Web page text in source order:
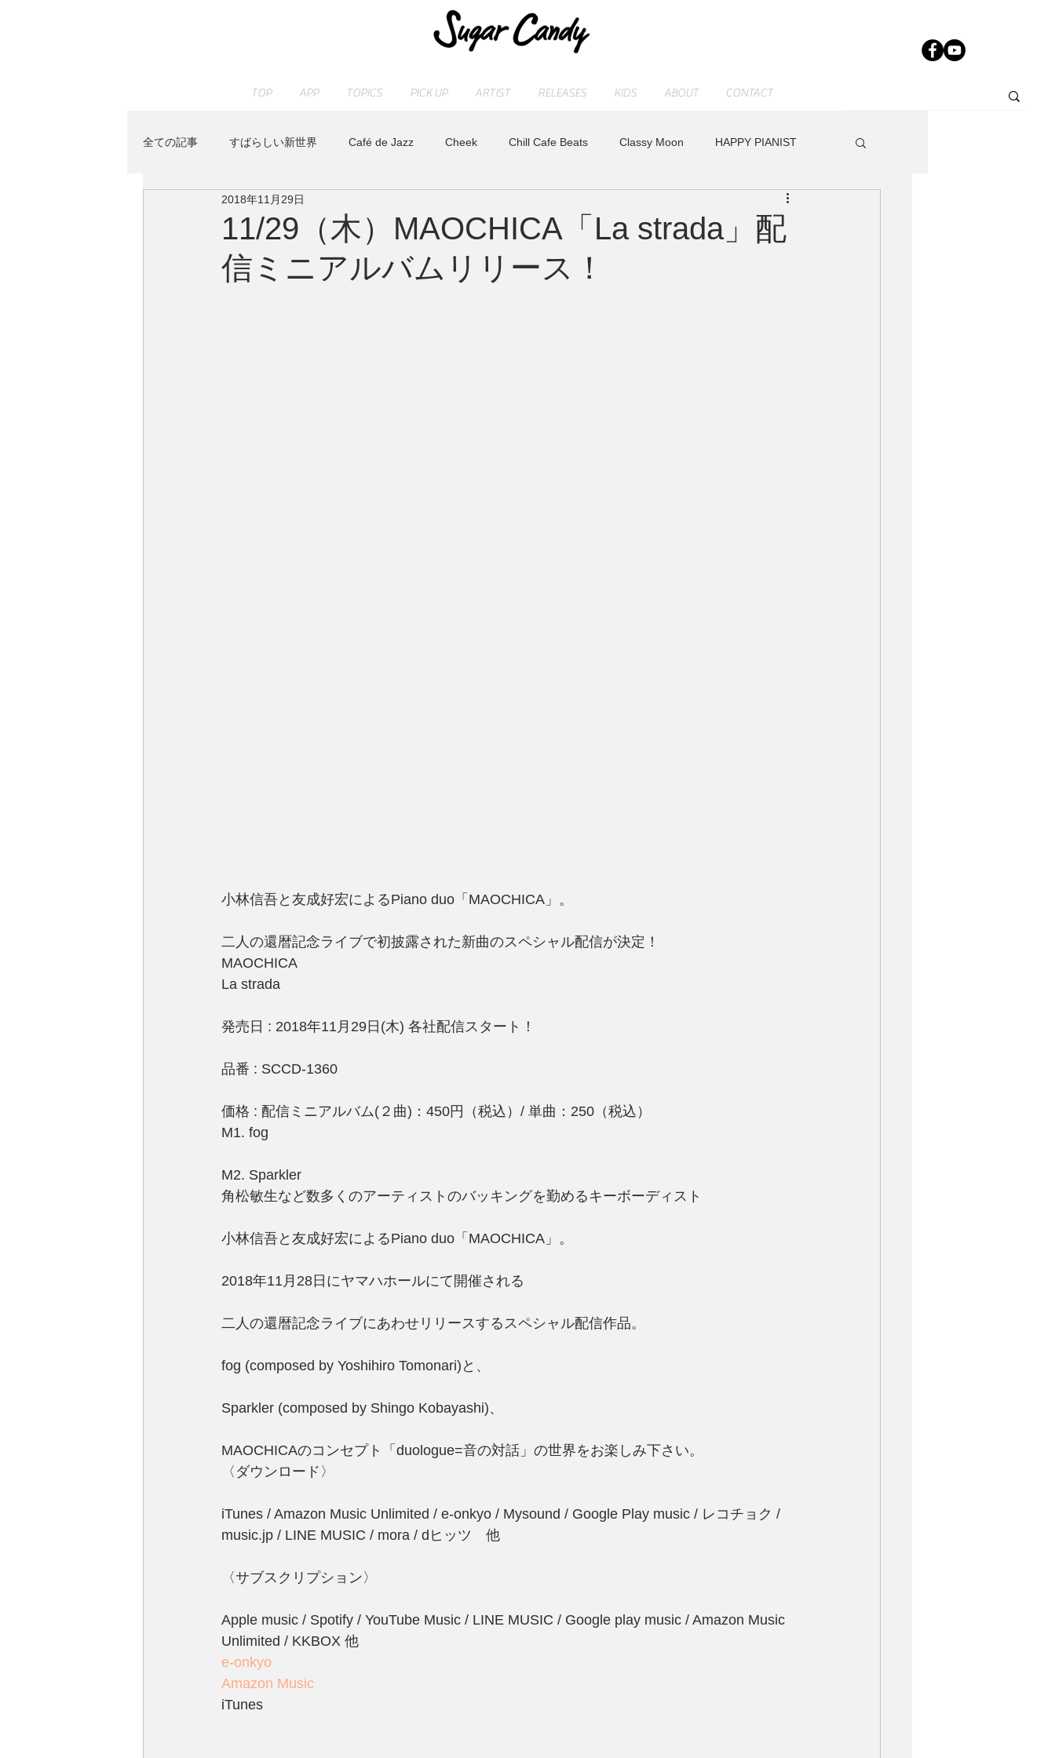
TOP APP TOPICS PICK UP ARTIST RELEASES KIDS ABOUT CONTACT
全ての記事 すばらしい新世界 Café de Jazz Cheek Chill Cafe Beats Classy Moon HAPPY PIANIST
JAZZ PARADISE KENTA HAYASHI Other
Peaceful Piano RELAX WORLD Release SLEEP PIANO STAFF blog
11/29（木）MAOCHICA「La strada」配
信ミニアルバムリリース！
2018年11月29日
小林信吾と友成好宏によるPiano duo「MAOCHICA」。
二人の還暦記念ライブで初披露された新曲のスペシャル配信が決定！
MAOCHICA
La strada
発売日 : 2018年11月29日(木) 各社配信スタート！
品番 : SCCD-1360
価格 : 配信ミニアルバム(２曲)：450円（税込）/ 単曲：250（税込）
M1. fog
M2. Sparkler
角松敏生など数多くのアーティストのバッキングを勤めるキーボーディスト
小林信吾と友成好宏によるPiano duo「MAOCHICA」。
2018年11月28日にヤマハホールにて開催される
二人の還暦記念ライブにあわせリリースするスペシャル配信作品。
fog (composed by Yoshihiro Tomonari)と、
Sparkler (composed by Shingo Kobayashi)、
MAOCHICAのコンセプト「duologue=音の対話」の世界をお楽しみ下さい。
〈ダウンロード〉
iTunes / Amazon Music Unlimited / e-onkyo / Mysound / Google Play music / レコチョク /
music.jp / LINE MUSIC / mora / dヒッツ　他
〈サブスクリプション〉
Apple music / Spotify / YouTube Music / LINE MUSIC / Google play music / Amazon Music
Unlimited / KKBOX 他
e-onkyo
Amazon Music
iTunes